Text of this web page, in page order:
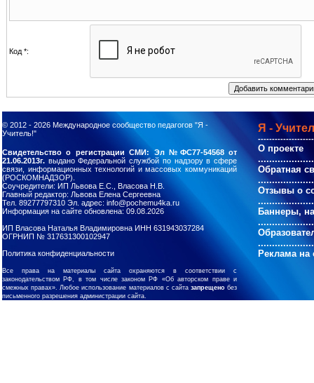
Код *:
© 2012 - 2026 Международное сообщество педагогов "Я -
Учитель!"
Я -
О проекте
Обратная
Отзывы о
Баннеры,
Реклама на
Свидетельство о регистрации СМИ: Эл №ФС77-54568 от
21.06.2013г. выдано Федеральной службой по надзору в сфере
связи, информационных технологий и массовых коммуникаций
(РОСКОМНАДЗОР).
Соучредители: ИП Львова Е.С., Власова Н.В.
Главный редактор: Львова Елена Сергеевна
Тел. 89277797310 Эл. адрес: info@pochemu4ka.ru
Информация на сайте обновлена: 09.08.2026
ИП Власова Наталья Владимировна ИНН 631943037284
ОГРНИП № 317631300102947
Политика конфиденциальности
Все права на материалы сайта охраняются в соответствии с
законодательством РФ, в том числе законом РФ «Об авторском праве и
смежных правах». Любое использование материалов с сайта запрещенобез
письменного разрешения администрации сайта.